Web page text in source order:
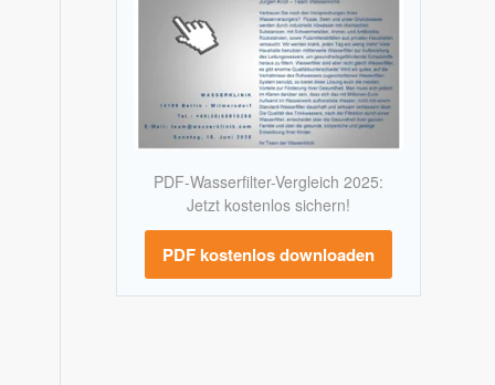
PDF-Wasserfilter-Vergleich 2025:
Jetzt kostenlos sichern!
PDF kostenlos downloaden